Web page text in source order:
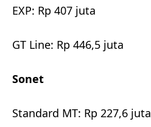
EXP: Rp 407 juta
GT Line: Rp 446,5 juta
Sonet
Standard MT: Rp 227,6 juta